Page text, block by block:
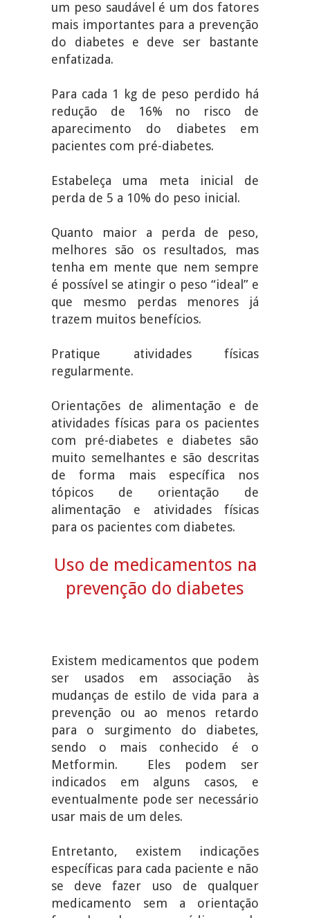
um peso saudável é um dos fatores
mais importantes para a prevenção
do diabetes e deve ser bastante
enfatizada.
Para cada 1 kg de peso perdido há
redução de 16% no risco de
aparecimento do diabetes em
pacientes com pré-diabetes.
Estabeleça uma meta inicial de
perda de 5 a 10% do peso inicial.
Quanto maior a perda de peso,
melhores são os resultados, mas
tenha em mente que nem sempre
é possível se atingir o peso “ideal” e
que mesmo perdas menores já
trazem muitos benefícios.
Pratique atividades físicas
regularmente.
Orientações de alimentação e de
atividades físicas para os pacientes
com pré-diabetes e diabetes são
muito semelhantes e são descritas
de forma mais específica nos
tópicos de orientação de
alimentação e atividades físicas
para os pacientes com diabetes.
Uso de medicamentos na
prevenção do diabetes
Existem medicamentos que podem
ser usados em associação às
mudanças de estilo de vida para a
prevenção ou ao menos retardo
para o surgimento do diabetes,
sendo o mais conhecido é o
Metformin. Eles podem ser
indicados em alguns casos, e
eventualmente pode ser necessário
usar mais de um deles.
Entretanto, existem indicações
específicas para cada paciente e não
se deve fazer uso de qualquer
medicamento sem a orientação